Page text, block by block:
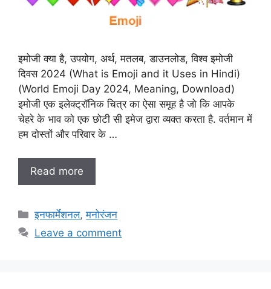
इमोजी क्या है, उपयोग, अर्थ, मतलब, डाउनलोड, विश्व इमोजी
दिवस 2024 (What is Emoji and it Uses in Hindi)
(World Emoji Day 2024, Meaning, Download)
इमोजी एक इलेक्ट्रॉनिक चित्र का ऐसा समूह है जो कि आपके
चेहरे के भाव को एक छोटी सी इमेज द्वारा व्यक्त करता है. वर्तमान में
हम दोस्तों और परिवार के …
Read more
Categories
इनफार्मेशनल,मनोरंजन
Leave a comment